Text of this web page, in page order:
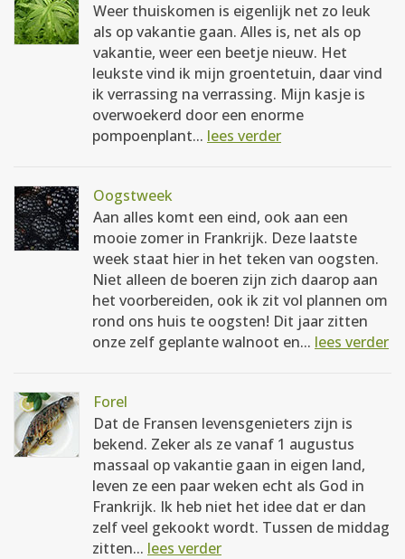
Weer thuiskomen is eigenlijk net zo leuk
als op vakantie gaan. Alles is, net als op
vakantie, weer een beetje nieuw. Het
leukste vind ik mijn groentetuin, daar vind
ik verrassing na verrassing. Mijn kasje is
overwoekerd door een enorme
pompoenplant... lees verder
Oogstweek
Aan alles komt een eind, ook aan een
mooie zomer in Frankrijk. Deze laatste
week staat hier in het teken van oogsten.
Niet alleen de boeren zijn zich daarop aan
het voorbereiden, ook ik zit vol plannen om
rond ons huis te oogsten! Dit jaar zitten
onze zelf geplante walnoot en... lees verder
Forel
Dat de Fransen levensgenieters zijn is
bekend. Zeker als ze vanaf 1 augustus
massaal op vakantie gaan in eigen land,
leven ze een paar weken echt als God in
Frankrijk. Ik heb niet het idee dat er dan
zelf veel gekookt wordt. Tussen de middag
zitten... lees verder